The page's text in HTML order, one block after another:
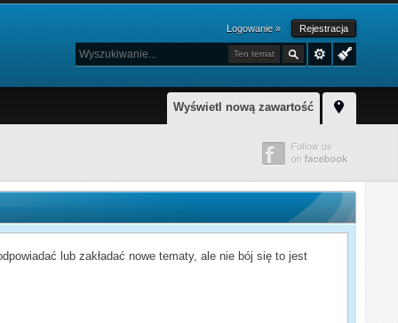
Logowanie » Rejestracja
Ten temat
Wyświetl nową zawartość
lub zakładać nowe tematy, ale nie bój się to jest